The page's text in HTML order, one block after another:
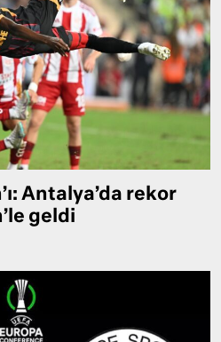
Antalya’da rekor
geldi